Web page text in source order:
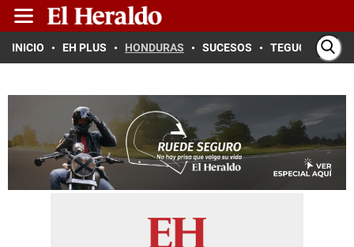
INICIO EH PLUS HONDURAS SUCESOS TEGUCIGALPA